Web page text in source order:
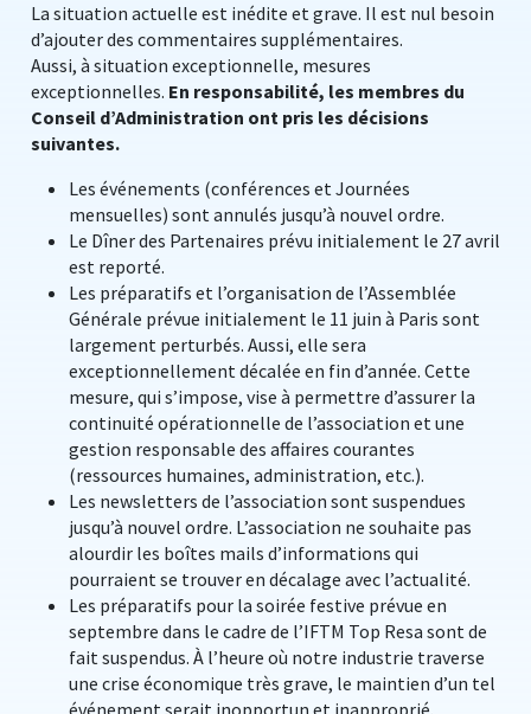
La situation actuelle est inédite et grave. Il est nul besoin
d’ajouter des commentaires supplémentaires.
Aussi, à situation exceptionnelle, mesures
exceptionnelles. En responsabilité, les membres du
Conseil d’Administration ont pris les décisions
suivantes.
Les événements (conférences et Journées
mensuelles) sont annulés jusqu’à nouvel ordre.
Le Dîner des Partenaires prévu initialement le 27 avril
est reporté.
Les préparatifs et l’organisation de l’Assemblée
Générale prévue initialement le 11 juin à Paris sont
largement perturbés. Aussi, elle sera
exceptionnellement décalée en fin d’année. Cette
mesure, qui s’impose, vise à permettre d’assurer la
continuité opérationnelle de l’association et une
gestion responsable des affaires courantes
(ressources humaines, administration, etc.).
Les newsletters de l’association sont suspendues
jusqu’à nouvel ordre. L’association ne souhaite pas
alourdir les boîtes mails d’informations qui
pourraient se trouver en décalage avec l’actualité.
Les préparatifs pour la soirée festive prévue en
septembre dans le cadre de l’IFTM Top Resa sont de
fait suspendus. À l’heure où notre industrie traverse
une crise économique très grave, le maintien d’un tel
événement serait inopportun et inapproprié.